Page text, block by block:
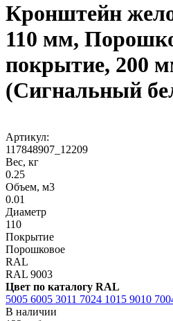
Кронштейн
110 мм,
покрытие, 200
(Сигнальный
Артикул:
117848907_12209
Вес, кг
0.25
Объем, м3
0.01
Диаметр
110
Покрытие
Порошковое
RAL
RAL 9003
Цвет по каталогу RAL
5005 6005 3011 7024 1015 9010
В наличии